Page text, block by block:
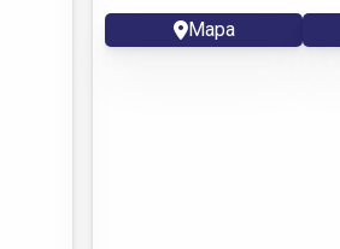
Mapa